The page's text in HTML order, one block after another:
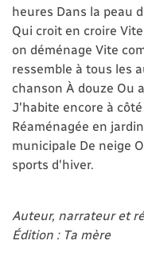
heures Dans la peau
Qui croit en croire
on déménage Vite
ressemble à tous les
chanson À douze Ou
J'habite encore à
Réaménagée en
municipale De neige
sports d'hiver.
Auteur, narrateur et
Édition : Ta mère